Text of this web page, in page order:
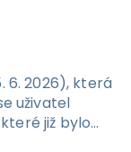
6. 2026), která
uživatel
již bylo